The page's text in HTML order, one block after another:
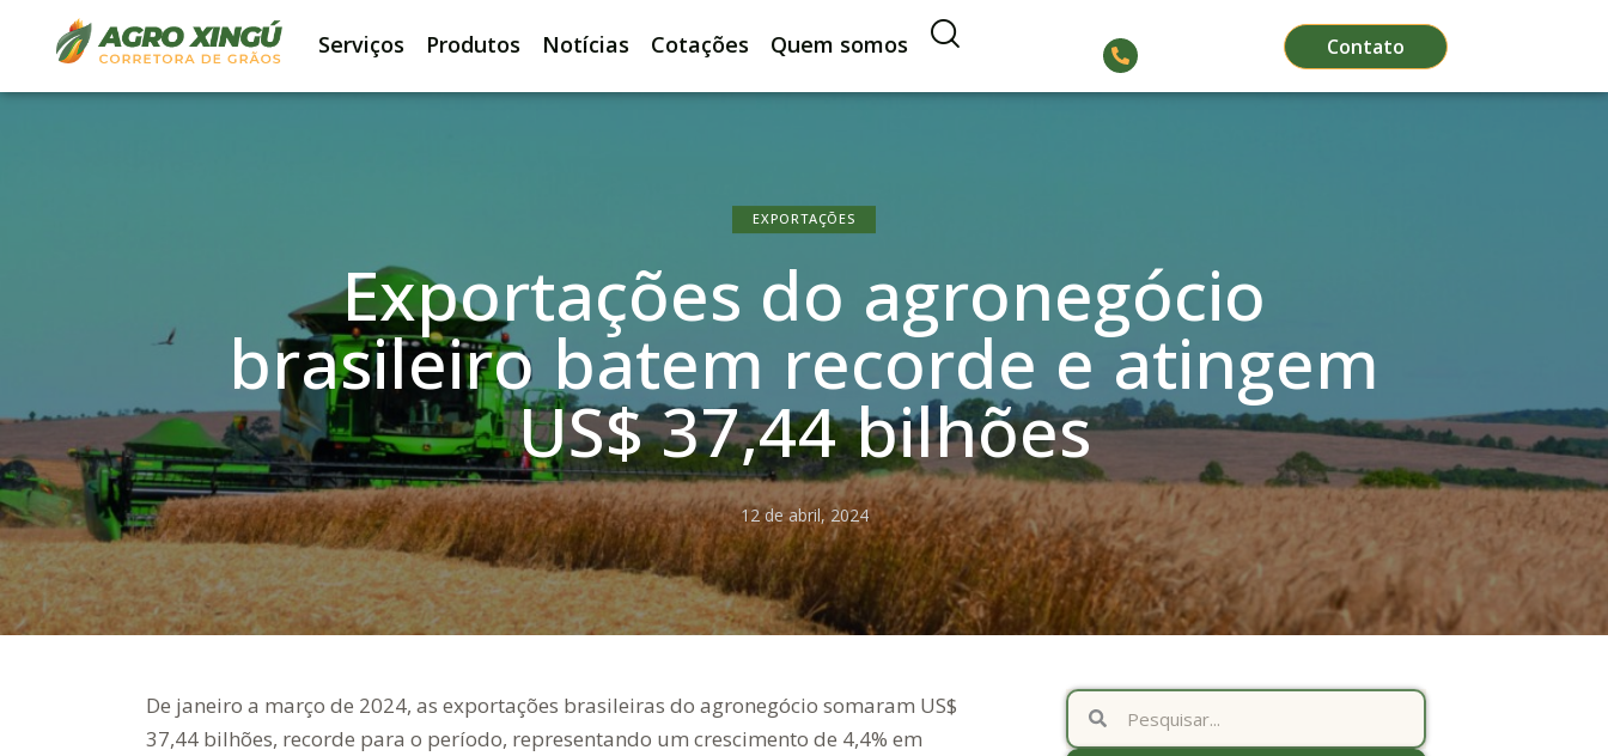
Serviços Produtos Notícias Cotações Quem somos Contato
EXPORTAÇÕES
Exportações do agronegócio
brasileiro batem recorde e atingem
US$ 37,44 bilhões
12 de abril, 2024
De janeiro a março de 2024, as exportações brasileiras do agronegócio somaram US$
37,44 bilhões, recorde para o período, representando um crescimento de 4,4% em